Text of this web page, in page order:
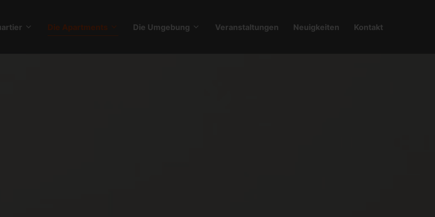
Die Apartments Die Umgebung Veranstaltungen Neuigkeiten Kontakt